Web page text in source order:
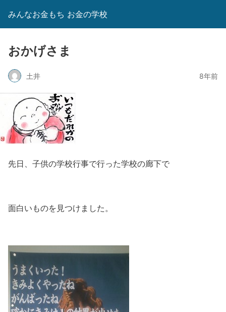
みんなお金もち お金の学校
おかげさま
土井 8年前
先日、子供の学校行事で行った学校の廊下で
面白いものを見つけました。